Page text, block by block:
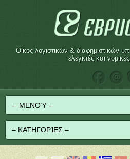
Oίκος λογιστικών & διαφημιστικών
ελεγκτές και